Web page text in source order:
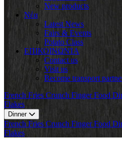
New products
Νέα
Latest News
Fairs & Events
Potato Class
ΕΠΙΚΟΙΝΩΝΊΑ
Contact us
Visit us
Become transport
French Fries Crunch Finger Food
Flakes
Dinner
French Fries Crunch Finger Food
Flakes